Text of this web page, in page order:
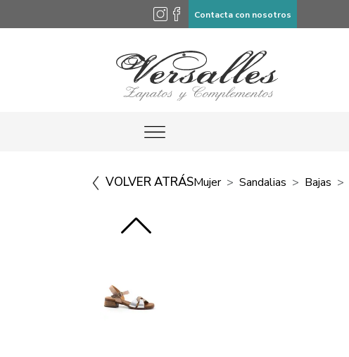
Contacta con nosotros
VOLVER ATRÁSMujer Sandalias Bajas